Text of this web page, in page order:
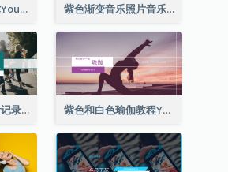
蓝色和粉红色技术YouTube频道图片 紫色渐变音乐照片音乐YouTube频道图片
跑步照片跑步生活记录YouTube频道图片 紫色和白色瑜伽教程YouTube频道图片